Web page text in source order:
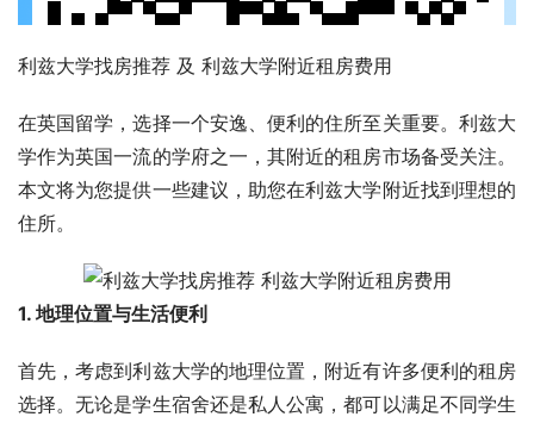
利兹大学找房推荐 及 利兹大学附近租房费用
在英国留学，选择一个安逸、便利的住所至关重要。利兹大
学作为英国一流的学府之一，其附近的租房市场备受关注。
本文将为您提供一些建议，助您在利兹大学附近找到理想的
住所。
1. 地理位置与生活便利
首先，考虑到利兹大学的地理位置，附近有许多便利的租房
选择。无论是学生宿舍还是私人公寓，都可以满足不同学生